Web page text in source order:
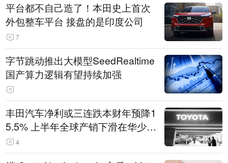
平台都不自己造了！本田史上首次
外包整车平台 接盘的是印度公司
7
字节跳动推出大模型SeedRealtime
国产算力逻辑有望持续加强
丰田汽车净利或三连跌本财年预降1
5.5% 上半年全球产销下滑在华少卖
14.3万辆
4